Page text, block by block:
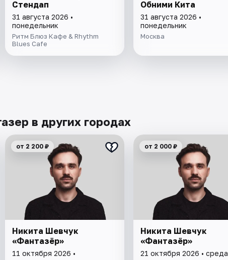
Стендап
31 августа 2026 •
понедельник
Ритм Блюз Кафе & Rhythm
Blues Cafe
Обними Кита
31 августа 2026 •
понедельник
Москва
в других городах
от 2 200 ₽
Никита Шевчук
«Фантазёр»
11 октября 2026 •
от 2 000 ₽
Никита Шевчук
«Фантазёр»
21 октября 2026 • среда